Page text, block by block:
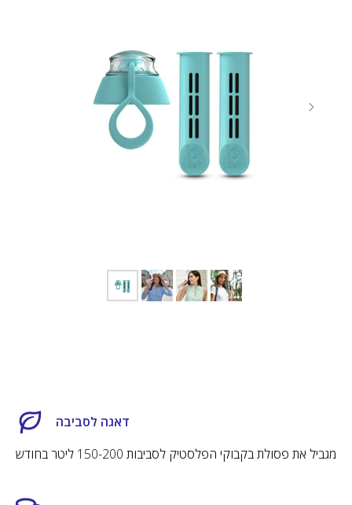
דאגה לסביבה
מגביל את פסולת בקבוקי הפלסטיק לסביבות 150-200 ליטר בחודש
שירות שיעזור